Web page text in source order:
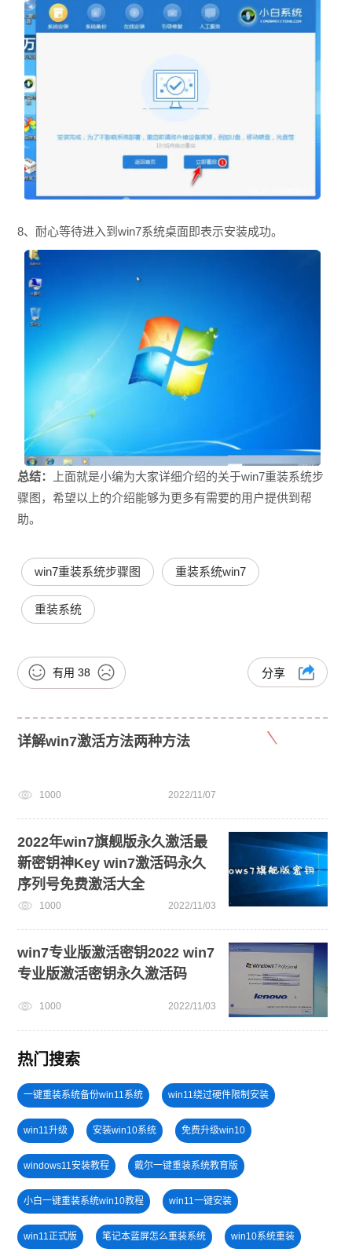
8、耐心等待进入到win7系统桌面即表示安装成功。
总结： 上面就是小编为大家详细介绍的关于win7重装系统步
骤图，希望以上的介绍能够为更多有需要的用户提供到帮
助。
win7重装系统步骤图 重装系统win7
重装系统
有用 38 分享
详解win7激活方法两种方法
1000 2022/11/07
2022年win7旗舰版永久激活最
新密钥神Key win7激活码永久
序列号免费激活大全
1000 2022/11/03
win7专业版激活密钥2022 win7
专业版激活密钥永久激活码
1000 2022/11/03
热门搜索
一键重装系统备份win11系统 win11绕过硬件限制安装
win11升级 安装win10系统 免费升级win10
windows11安装教程 戴尔一键重装系统教育版
小白一键重装系统win10教程 win11一键安装
win11正式版 笔记本蓝屏怎么重装系统 win10系统重装